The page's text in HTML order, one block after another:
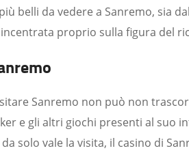
belli da vedere a Sanremo, sia
incentrata proprio sulla figura del
Sanremo non può non
e gli altri giochi presenti al suo
da solo vale la visita, il casino di